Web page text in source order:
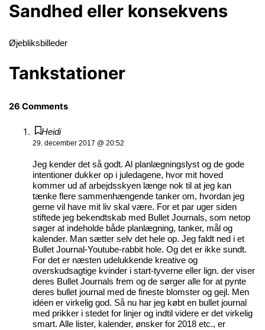
Sandhed eller konsekvens
Øjebliksbilleder
Tankstationer
26 Comments
Heidi
29. december 2017 @ 20:52
Jeg kender det så godt. Al planlægningslyst og de gode
intentioner dukker op i juledagene, hvor mit hoved
kommer ud af arbejdsskyen længe nok til at jeg kan
tænke flere sammenhængende tanker om, hvordan jeg
gerne vil have mit liv skal være. For et par uger siden
stiftede jeg bekendtskab med Bullet Journals, som netop
søger at indeholde både planlægning, tanker, mål og
kalender. Man sætter selv det hele op. Jeg faldt ned i et
Bullet Journal-Youtube-rabbit hole. Og det er ikke sundt.
For det er næsten udelukkende kreative og
overskudsagtige kvinder i start-tyverne eller lign. der viser
deres Bullet Journals frem og de sørger alle for at pynte
deres bullet journal med de fineste blomster og gejl. Men
idéen er virkelig god. Så nu har jeg købt en bullet journal
med prikker i stedet for linjer og indtil videre er det virkelig
smart. Alle lister, kalender, ønsker for 2018 etc., er